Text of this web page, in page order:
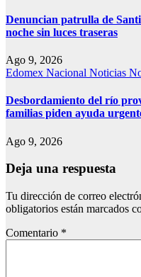
Denuncian patrulla de
noche sin luces traseras
Ago 9, 2026
Edomex Nacional Noticias
Desbordamiento del río
familias piden ayuda
Ago 9, 2026
Deja una respuesta
Tu dirección de correo
obligatorios están marcados
Comentario *